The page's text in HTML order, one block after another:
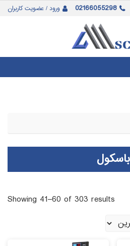
ورود / عضویت کاربران 02166055298
باسکول
Showing 41–60 of 303 results